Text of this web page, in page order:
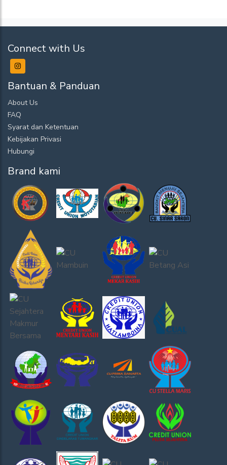
Connect with Us
Bantuan & Panduan
About Us
FAQ
Syarat dan Ketentuan
Kebijakan Privasi
Hubungi
Brand kami